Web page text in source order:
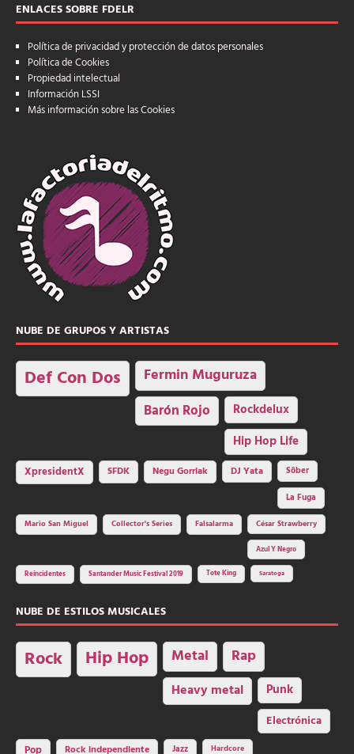
ENLACES SOBRE FDELR
Política de privacidad y protección de datos personales
Política de Cookies
Propiedad intelectual
Información LSSI
Más información sobre las Cookies
NUBE DE GRUPOS Y ARTISTAS
Def Con Dos Fermin Muguruza
Barón Rojo Rockdelux
Hip Hop Life
XpresidentX SFDK Negu Gorriak DJ Yata
Sôber
La Fuga
Mario San Miguel
Collector's Series Falsalarma César Strawberry
Azul Y Negro
Reincidentes Santander Music Festival 2019 Tote King Saratoga
NUBE DE ESTILOS MUSICALES
Rock Hip Hop Metal Rap
Heavy metal Punk
Electrónica
Rock independiente Jazz Hardcore